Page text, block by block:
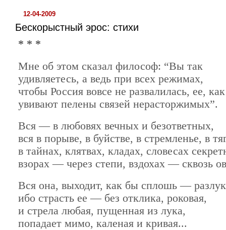
12-04-2009
Бескорыстный эрос: стихи
* * *
Мне об этом сказал философ: “Вы так
удивляетесь, а ведь при всех режимах,
чтобы Россия вовсе не развалилась, ее,
увивают пелены связей нерасторжимых”.
Вся — в любовях вечных и безответных,
вся в порыве, в буйстве, в стремленье, в
в тайнах, клятвах, кладах, словесах
взорах — через степи, вздохах — сквозь
Вся она, выходит, как бы сплошь —
ибо страсть ее — без отклика, роковая,
и стрела любая, пущенная из лука,
попадает мимо, каленая и кривая...